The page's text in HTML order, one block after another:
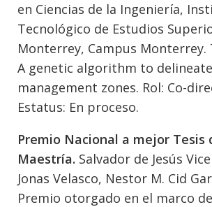
en Ciencias de la Ingeniería,
Tecnológico de Estudios
Monterrey, Campus Monterrey.
A genetic algorithm to
management zones. Rol: Co-
Estatus: En proceso.
Premio Nacional a mejor Tesis
Maestría. Salvador de Jesús
Jonas Velasco, Nestor M. Cid
Premio otorgado en el marco